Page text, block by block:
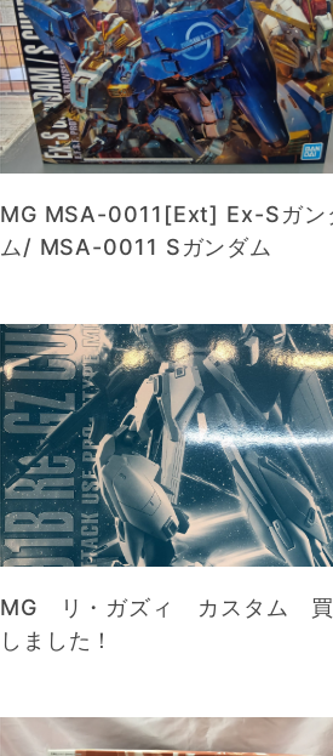
MG MSA-0011[Ext] Ex-Sガン
ム/ MSA-0011 Sガンダム
MG リ・ガズィ カスタム
しました！